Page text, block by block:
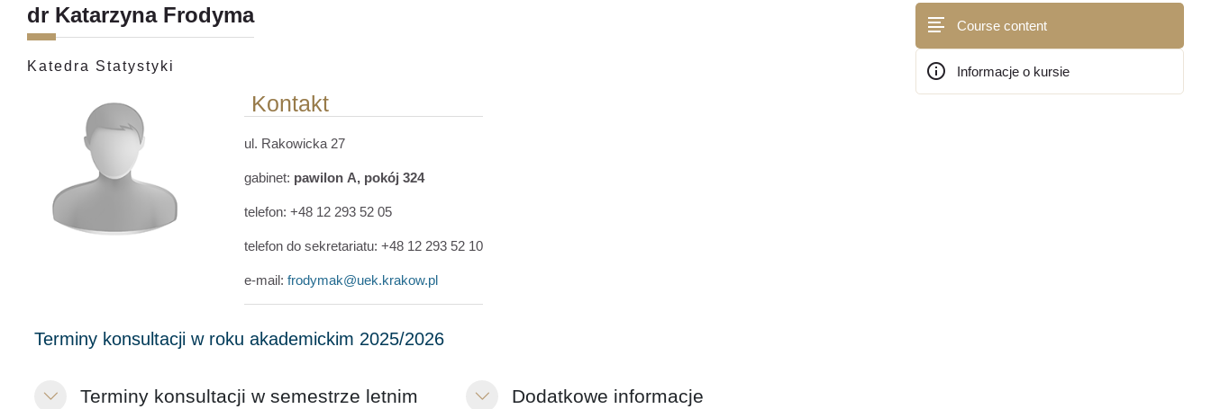
dr Katarzyna Frodyma
Katedra Statystyki
Kontakt
ul. Rakowicka 27
gabinet: pawilon A, pokój324
telefon:+48 12 293 52 05
telefon do sekretariatu:+48 12 293 52 10
e-mail: frodymak@uek.krakow.pl
MinimalizujTerminy konsultacji w semestrze letnim MinimalizujDodatkowe informacje
Course content
Informacje o kursie